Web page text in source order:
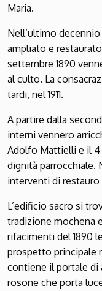
Maria.
Nell’ultimo
ampliato e
settembre 1890
al culto. La
tardi, nel 1911.
A partire dalla
interni vennero
Adolfo Mattielli e il 4
dignità parrocchiale.
interventi di
L’edificio sacro si
tradizione mochena
rifacimenti del 1890
prospetto principale
contiene il portale di
rosone che porta